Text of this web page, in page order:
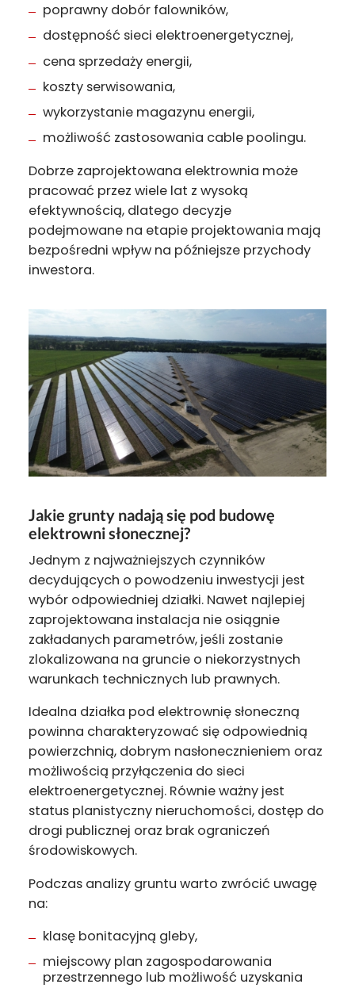
poprawny dobór falowników,
dostępność sieci elektroenergetycznej,
cena sprzedaży energii,
koszty serwisowania,
wykorzystanie magazynu energii,
możliwość zastosowania cable poolingu.
Dobrze zaprojektowana elektrownia może
pracować przez wiele lat z wysoką
efektywnością, dlatego decyzje
podejmowane na etapie projektowania mają
bezpośredni wpływ na późniejsze przychody
inwestora.
Jakie grunty nadają się pod budowę
elektrowni słonecznej?
Jednym z najważniejszych czynników
decydujących o powodzeniu inwestycji jest
wybór odpowiedniej działki. Nawet najlepiej
zaprojektowana instalacja nie osiągnie
zakładanych parametrów, jeśli zostanie
zlokalizowana na gruncie o niekorzystnych
warunkach technicznych lub prawnych.
Idealna działka pod elektrownię słoneczną
powinna charakteryzować się odpowiednią
powierzchnią, dobrym nasłonecznieniem oraz
możliwością przyłączenia do sieci
elektroenergetycznej. Równie ważny jest
status planistyczny nieruchomości, dostęp do
drogi publicznej oraz brak ograniczeń
środowiskowych.
Podczas analizy gruntu warto zwrócić uwagę
na:
klasę bonitacyjną gleby,
miejscowy plan zagospodarowania
przestrzennego lub możliwość uzyskania